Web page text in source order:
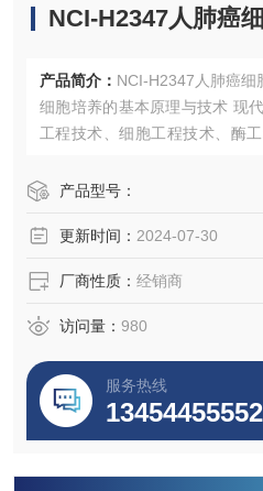
NCI-H2347人肺癌
产品简介： NCI-H2347人肺癌细
细胞培养的基本原理与技术 现
工程技术、细胞工程技术、酶
药领域的发展，细胞培养更具有
产品型号：
更新时间： 2024-07-30
厂商性质： 经销商
访问量： 980
服务热线
13454455552